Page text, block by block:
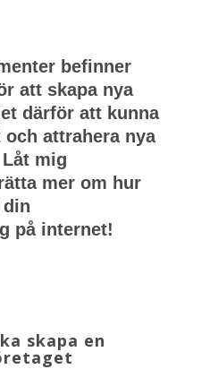
befinner
att skapa nya
därför att kunna
attrahera nya
mig
mer om hur
din
på internet!
skapa en